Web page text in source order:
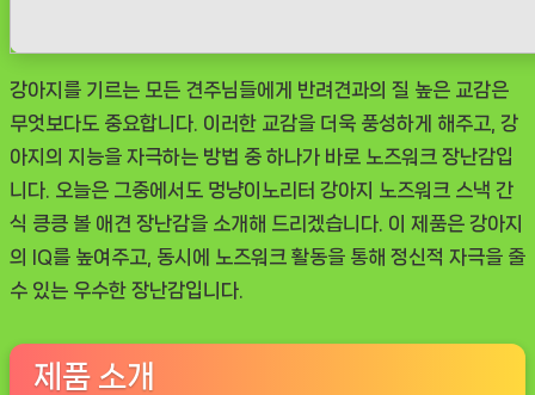
강
아
지
노
즈
워
강아지를 기르는 모든 견주님들에게 반려견과의 질 높은 교감은
무엇보다도 중요합니다. 이러한 교감을 더욱 풍성하게 해주고, 강
아지의 지능을 자극하는 방법 중 하나가 바로 노즈워크 장난감입
니다. 오늘은 그중에서도 멍냥이노리터 강아지 노즈워크 스낵 간
식 킁킁 볼 애견 장난감을 소개해 드리겠습니다. 이 제품은 강아지
의 IQ를 높여주고, 동시에 노즈워크 활동을 통해 정신적 자극을 줄
수 있는 우수한 장난감입니다.
제품 소개